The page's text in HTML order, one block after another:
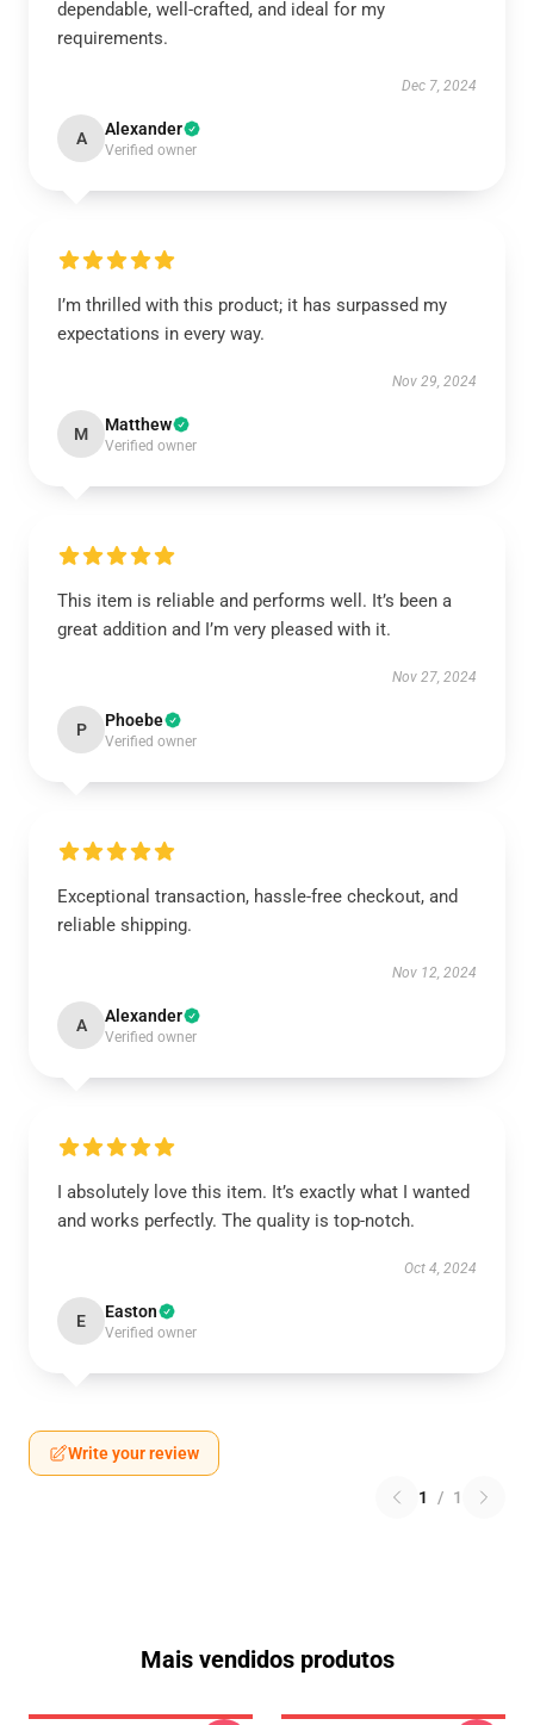
dependable, well-crafted, and ideal for my
requirements.
Dec 7, 2024
A Alexander
Verified owner
I’m thrilled with this product; it has surpassed my
expectations in every way.
Nov 29, 2024
M Matthew
Verified owner
This item is reliable and performs well. It’s been a
great addition and I’m very pleased with it.
Nov 27, 2024
P Phoebe
Verified owner
Exceptional transaction, hassle-free checkout, and
reliable shipping.
Nov 12, 2024
A Alexander
Verified owner
I absolutely love this item. It’s exactly what I wanted
and works perfectly. The quality is top-notch.
Oct 4, 2024
E Easton
Verified owner
Write your review
1 / 1
Mais vendidos produtos